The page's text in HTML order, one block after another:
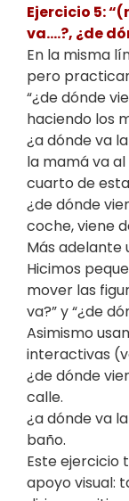
Ejercicio 5:
va….?, ¿de
En la misma
pero
“¿de dónde
haciendo los
¿a dónde va
la mamá va
cuarto de
¿de dónde
coche, viene
Más adelante
Hicimos
mover las
va?” y “¿de
Asimismo
interactivas
¿de dónde
calle.
¿a dónde va
baño.
Este ejercicio
apoyo visual: